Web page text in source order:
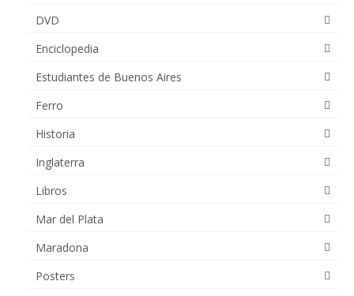
DVD
Enciclopedia
Estudiantes de Buenos Aires
Ferro
Historia
Inglaterra
Libros
Mar del Plata
Maradona
Posters